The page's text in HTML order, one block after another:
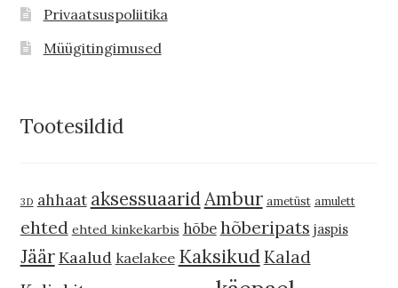
Privaatsuspoliitika
Müügitingimused
Tootesildid
3D ahhaat aksessuaaridAmbur ametüst amulett
ehted ehted kinkekarbis hõbehõberipats jaspis
JäärKaalud kaelakee KaksikudKalad